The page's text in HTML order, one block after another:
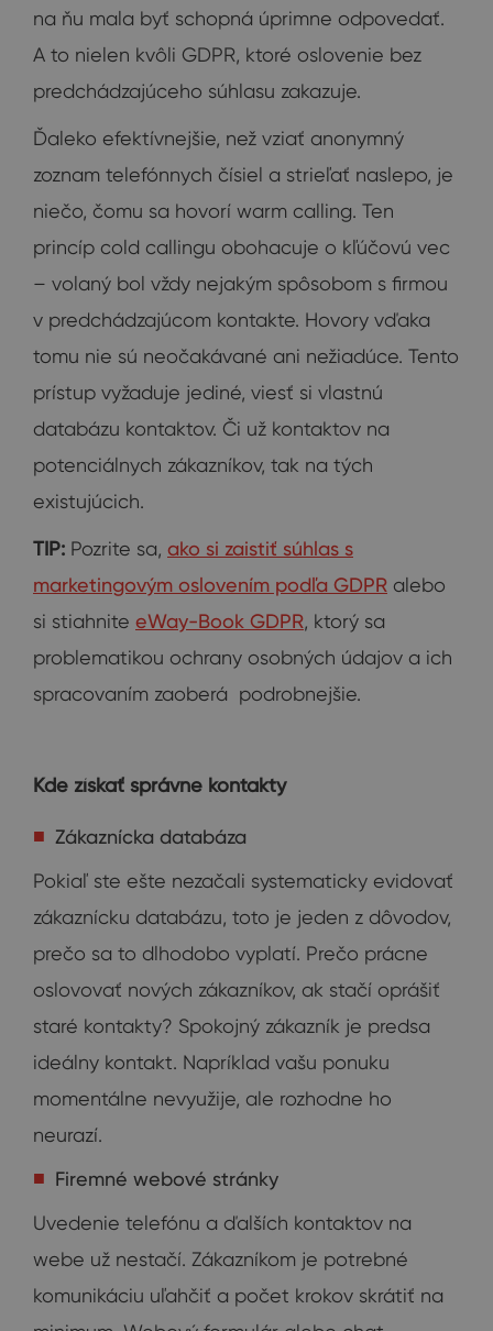
na ňu mala byť schopná úprimne odpovedať.
A to nielen kvôli GDPR, ktoré oslovenie bez
predchádzajúceho súhlasu zakazuje.
Ďaleko efektívnejšie, než vziať anonymný
zoznam telefónnych čísiel a strieľať naslepo, je
niečo, čomu sa hovorí warm calling. Ten
princíp cold callingu obohacuje o kľúčovú vec
– volaný bol vždy nejakým spôsobom s firmou
v predchádzajúcom kontakte. Hovory vďaka
tomu nie sú neočakávané ani nežiadúce. Tento
prístup vyžaduje jediné, viesť si vlastnú
databázu kontaktov. Či už kontaktov na
potenciálnych zákazníkov, tak na tých
existujúcich.
TIP: Pozrite sa, ako si zaistiť súhlas s
marketingovým oslovením podľa GDPR alebo
si stiahnite eWay-Book GDPR, ktorý sa
problematikou ochrany osobných údajov a ich
spracovaním zaoberá podrobnejšie.
Kde získať správne kontakty
Zákaznícka databáza
Pokiaľ ste ešte nezačali systematicky evidovať
zákaznícku databázu, toto je jeden z dôvodov,
prečo sa to dlhodobo vyplatí. Prečo prácne
oslovovať nových zákazníkov, ak stačí oprášiť
staré kontakty? Spokojný zákazník je predsa
ideálny kontakt. Napríklad vašu ponuku
momentálne nevyužije, ale rozhodne ho
neurazí.
Firemné webové stránky
Uvedenie telefónu a ďalších kontaktov na
webe už nestačí. Zákazníkom je potrebné
komunikáciu uľahčiť a počet krokov skrátiť na